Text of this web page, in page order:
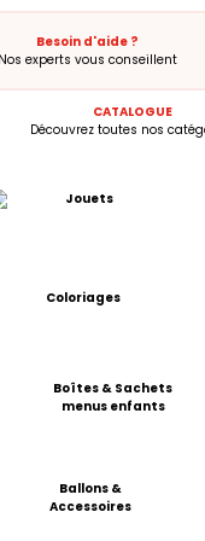
Besoin d'aide ?
Nos experts vous conseillent
CATALOGUE
Découvrez toutes nos
Jouets
Coloriages
Boîtes & Sachets
menus enfants
Ballons &
Accessoires